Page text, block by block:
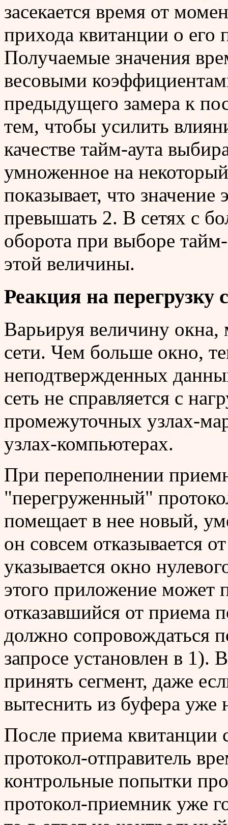
засекается время от
прихода квитанции о его
Получаемые значения
весовыми
предыдущего замера к
тем, чтобы усилить
качестве тайм-аута
умноженное на
показывает, что
превышать 2. В сетях с
оборота при выборе
этой величины.
Реакция на перегрузку
Варьируя величину окна,
сети. Чем больше окно,
неподтвержденных
сеть не справляется с
промежуточных узлах-
узлах-компьютерах.
При переполнении
"перегруженный"
помещает в нее новый,
он совсем отказывается
указывается окно
этого приложение может
отказавшийся от приема
должно сопровождаться
запросе установлен в 1).
принять сегмент, даже
вытеснить из буфера
После приема квитанции
протокол-отправитель
контрольные попытки
протокол-приемник уже